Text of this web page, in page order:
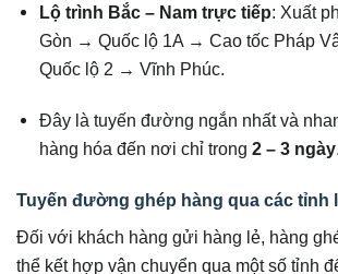
Lộ trình Bắc – Nam trực tiếp: Xuất
Gòn → Quốc lộ 1A → Cao tốc Pháp
Quốc lộ 2 → Vĩnh Phúc.
Đây là tuyến đường ngắn nhất và
hàng hóa đến nơi chỉ trong2 – 3 ngày.
Tuyến đường ghép hàng qua các tỉnh
Đối với khách hàng gửi hàng lẻ, hàng
thể kết hợp vận chuyển qua một số tỉnh